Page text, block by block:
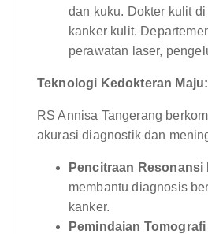
dan kuku. Dokter kulit
kanker kulit.
perawatan laser,
Teknologi Kedokteran
RS Annisa Tangerang
akurasi diagnostik dan
Pencitraan Resonansi
membantu diagnosis
kanker.
Pemindaian